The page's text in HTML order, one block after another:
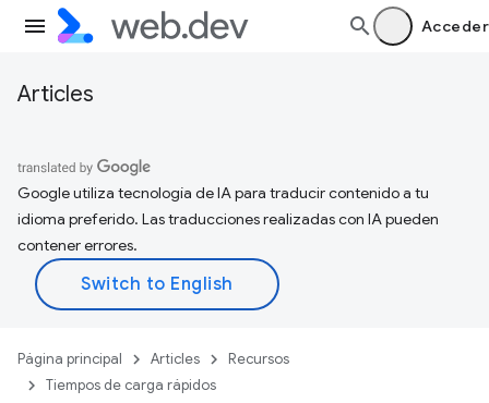
Acceder
Articles
Google utiliza tecnología de IA para traducir contenido a tu
idioma preferido. Las traducciones realizadas con IA pueden
contener errores.
Página principal Articles
Recursos
Tiempos de carga rápidos